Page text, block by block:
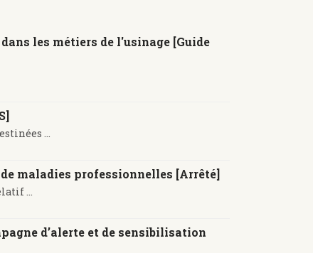
les métiers de l'usinage [Guide
...
maladies professionnelles [Arrêté]
...
d’alerte et de sensibilisation